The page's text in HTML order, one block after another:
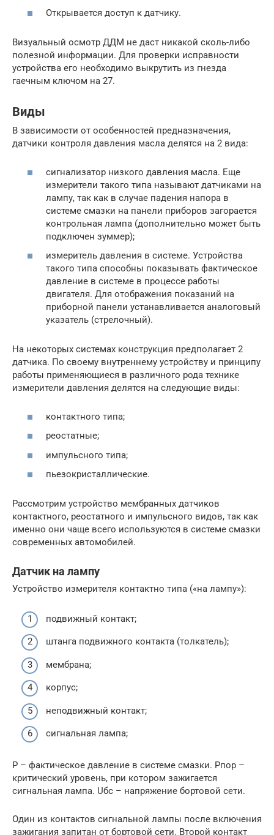
Открывается доступ к датчику.
Визуальный осмотр ДДМ не даст никакой сколь-либо
полезной информации. Для проверки исправности
устройства его необходимо выкрутить из гнезда
гаечным ключом на 27.
Виды
В зависимости от особенностей предназначения,
датчики контроля давления масла делятся на 2 вида:
сигнализатор низкого давления масла. Еще
измерители такого типа называют датчиками на
лампу, так как в случае падения напора в
системе смазки на панели приборов загорается
контрольная лампа (дополнительно может быть
подключен зуммер);
измеритель давления в системе. Устройства
такого типа способны показывать фактическое
давление в системе в процессе работы
двигателя. Для отображения показаний на
приборной панели устанавливается аналоговый
указатель (стрелочный).
На некоторых системах конструкция предполагает 2
датчика. По своему внутреннему устройству и принципу
работы применяющиеся в различного рода технике
измерители давления делятся на следующие виды:
контактного типа;
реостатные;
импульсного типа;
пьезокристаллические.
Рассмотрим устройство мембранных датчиков
контактного, реостатного и импульсного видов, так как
именно они чаще всего используются в системе смазки
современных автомобилей.
Датчик на лампу
Устройство измерителя контактно типа («на лампу»):
подвижный контакт;
штанга подвижного контакта (толкатель);
мембрана;
корпус;
неподвижный контакт;
сигнальная лампа;
Р – фактическое давление в системе смазки. Рпор –
критический уровень, при котором зажигается
сигнальная лампа. Uбс – напряжение бортовой сети.
Один из контактов сигнальной лампы после включения
зажигания запитан от бортовой сети. Второй контакт